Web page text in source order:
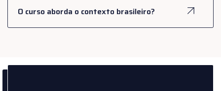
O curso aborda o contexto brasileiro?